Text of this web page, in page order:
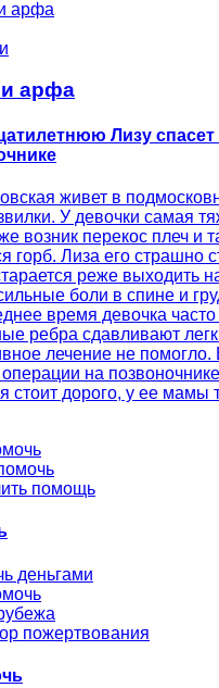
арфа
Лизу спасет
живет в
У девочки самая
возник перекос плеч и
горб. Лиза его страшно
реже выходить
боли в спине и
время девочка
ребра сдавливают
лечение не
на
стоит дорого, у ее мамы
помощь
деньгами
пожертвования